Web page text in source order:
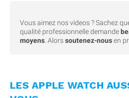
Vous aimez nos videos ? Sachez
qualité professionnelle demande
moyens . Alorssoutenez-nousen
LES APPLE WATCH